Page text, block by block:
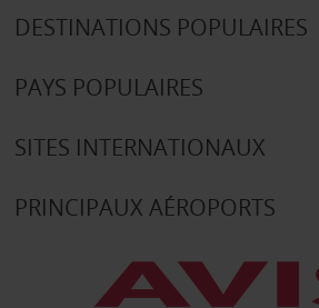
DESTINATIONS POPULAIRES
PAYS POPULAIRES
SITES INTERNATIONAUX
PRINCIPAUX AÉROPORTS